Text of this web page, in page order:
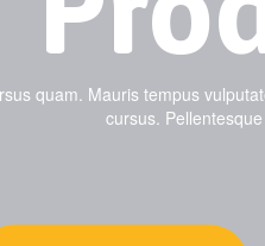
quam. Mauris tempus
cursus.